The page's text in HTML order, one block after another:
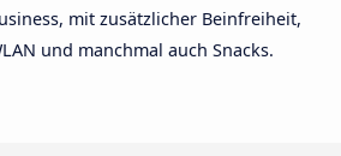
mit zusätzlicher Beinfreiheit,
und manchmal auch Snacks.